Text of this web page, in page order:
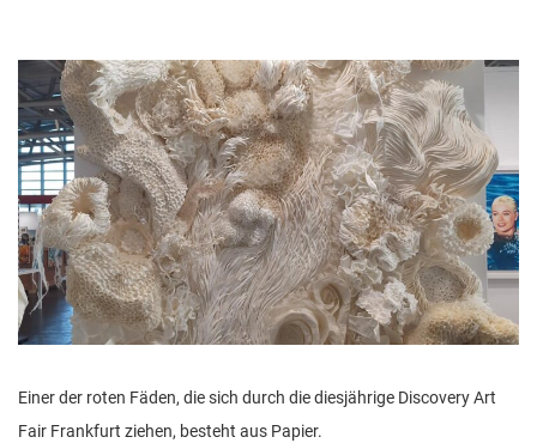
n
Einer der roten Fäden, die sich durch die diesjährige Discovery Art
Fair Frankfurt ziehen, besteht aus Papier.